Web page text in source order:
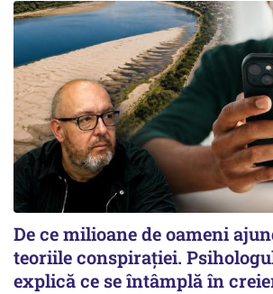
De ce milioane de oameni
teoriile conspirației.
explică ce se întâmplă în